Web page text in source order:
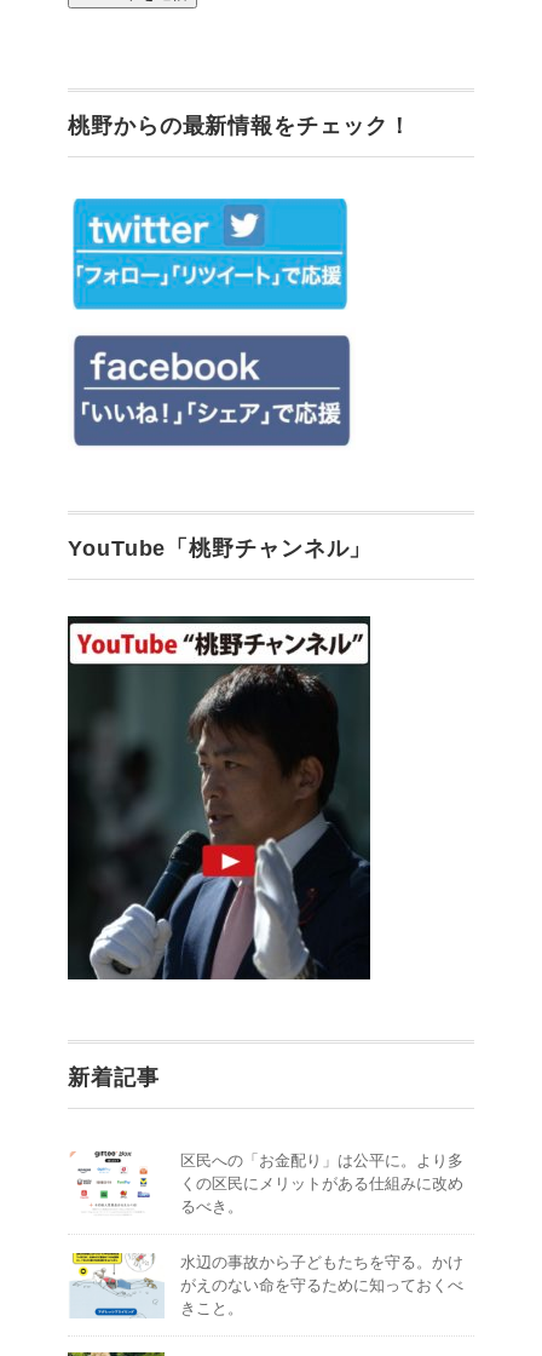
桃野からの最新情報をチェック！
YouTube「桃野チャンネル」
新着記事
区民への「お金配り」は公平に。より多
くの区民にメリットがある仕組みに改め
るべき。
水辺の事故から子どもたちを守る。かけ
がえのない命を守るために知っておくべ
きこと。